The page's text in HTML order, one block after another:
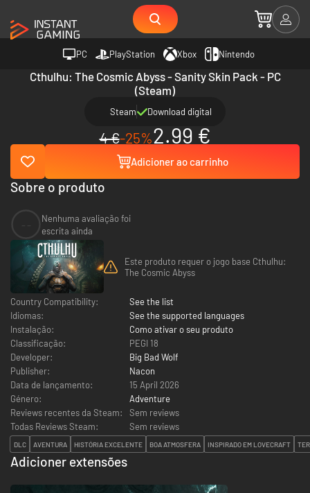
PC PlayStation Xbox Nintendo
Cthulhu: The Cosmic Abyss - Sanity Skin Pack - PC
(Steam)
Steam Download digital
4 €-25%2.99 €
Adicioner ao carrinho
Sobre o produto
Nenhuma avaliação foi
escrita ainda
Este produto requer o jogo base Cthulhu:
The Cosmic Abyss
Country Compatibility:
See the list
Idiomas:
See the supported languages
Instalação:
Como ativar o seu produto
Classificação:
PEGI 18
Developer:
Big Bad Wolf
Publisher:
Nacon
Data de lançamento:
15 April 2026
Género:
Adventure
Reviews recentes da Steam:
Sem reviews
Todas Reviews Steam:
Sem reviews
DLC AVENTURA HISTÓRIA EXCELENTE BOA ATMOSFERA INSPIRADO EM LOVECRAFT
Adicioner extensões